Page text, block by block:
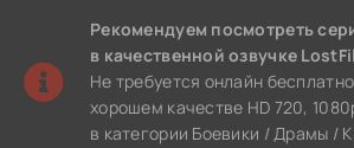
Рекомендуем посмотреть
в качественной озвучке
Не требуется онлайн бесплатно
хорошем качестве HD 720,
в категории Боевики / Драмы /